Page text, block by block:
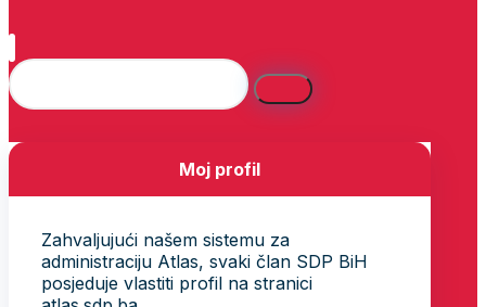
Moj profil
Zahvaljujući našem sistemu za
administraciju Atlas, svaki član SDP BiH
posjeduje vlastiti profil na stranici